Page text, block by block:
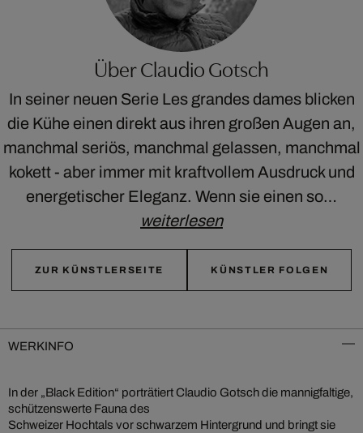
Über Claudio Gotsch
In seiner neuen Serie Les grandes dames blicken
die Kühe einen direkt aus ihren großen Augen an,
manchmal seriös, manchmal gelassen, manchmal
kokett - aber immer mit kraftvollem Ausdruck und
energetischer Eleganz. Wenn sie einen so…
weiterlesen
ZUR KÜNSTLERSEITE KÜNSTLER FOLGEN
WERKINFO
In der „Black Edition“ porträtiert Claudio Gotsch die mannigfaltige,
schützenswerte Fauna des
Schweizer Hochtals vor schwarzem Hintergrund und bringt sie